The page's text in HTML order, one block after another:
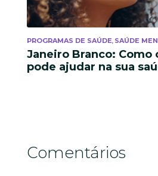
PROGRAMAS DE SAÚDE SAÚDE
Janeiro Branco: Como
pode ajudar na sua
Comentários